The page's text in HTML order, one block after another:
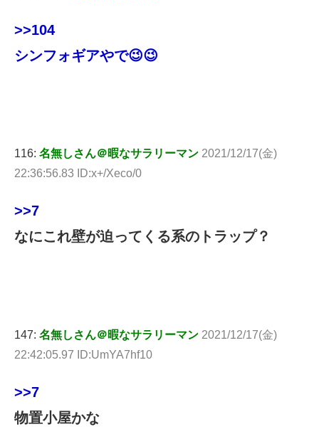
>>104
シンフォギアやで😉😉
116: 名無しさん＠暇なサラリーマン 2021/12/17(金)
22:36:56.83 ID:x+/Xeco/0
>>7
なにこれ壁が迫ってくる系のトラップ？
147: 名無しさん＠暇なサラリーマン 2021/12/17(金)
22:42:05.97 ID:UmYA7hf10
>>7
物置小屋かな